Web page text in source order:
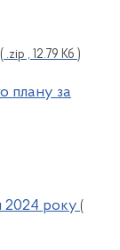
( .zip , 12.79 Кб )
плану за
2024 року (